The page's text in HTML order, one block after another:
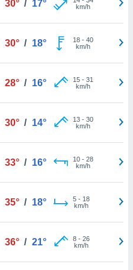
30° / 17°
km/h
30° / 18° 18- 40
km/h
28° / 16° 15- 31
km/h
30° / 14° 13- 30
km/h
33° / 16° 10- 28
km/h
35° / 18° 5- 18
km/h
36° / 21° 8- 26
km/h